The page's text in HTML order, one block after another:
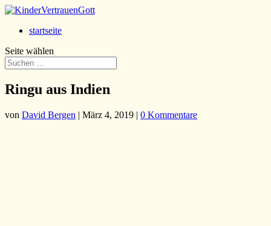
startseite
Seite wählen
Ringu aus Indien
von David Bergen | März 4, 2019 | 0 Kommentare